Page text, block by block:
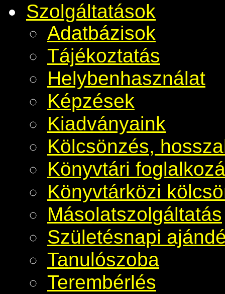
Szolgáltatások
Adatbázisok
Tájékoztatás
Helybenhasználat
Képzések
Kiadványaink
Kölcsönzés,
Könyvtári
Könyvtárközi
Másolatszolgáltatás
Születésnapi
Tanulószoba
Terembérlés